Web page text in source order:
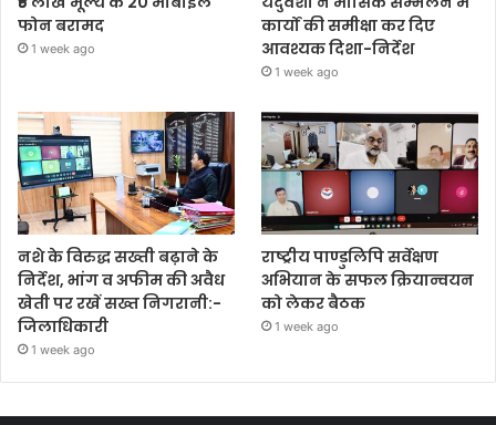
फोन बरामद
1 week ago
कार्यों की समीक्षा कर दिए
आवश्यक दिशा-निर्देश
1 week ago
नशे के विरुद्ध सख्ती बढ़ाने के
निर्देश, भांग व अफीम की अवैध
खेती पर रखें सख्त निगरानी:-
जिलाधिकारी
1 week ago
राष्ट्रीय पाण्डुलिपि सर्वेक्षण
अभियान के सफल क्रियान्वयन
को लेकर बैठक
1 week ago